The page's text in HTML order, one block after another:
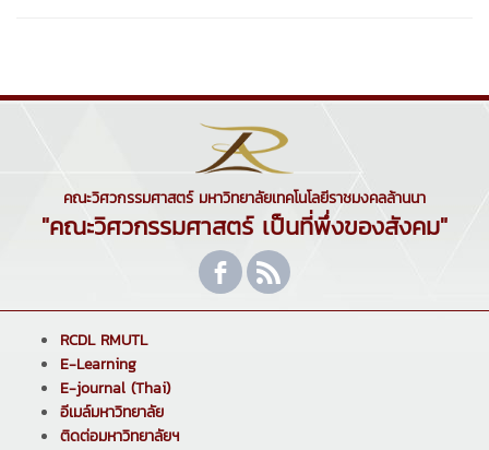
คณะวิศวกรรมศาสตร์ มหาวิทยาลัยเทคโนโลยีราชมงคลล้านนา
"คณะวิศวกรรมศาสตร์ เป็นที่พึ่งของสังคม"
RCDL RMUTL
E-Learning
E-journal (Thai)
อีเมล์มหาวิทยาลัย
ติดต่อมหาวิทยาลัยฯ